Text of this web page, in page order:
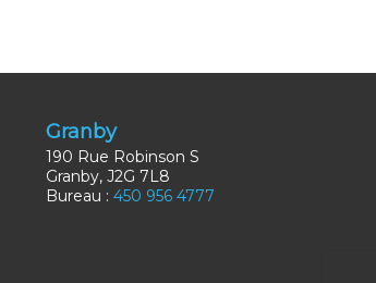
Granby
190 Rue Robinson S
Granby, J2G 7L8
Bureau : 450 956 4777